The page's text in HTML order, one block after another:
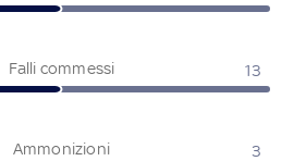
Falli commessi 13
Ammonizioni 3